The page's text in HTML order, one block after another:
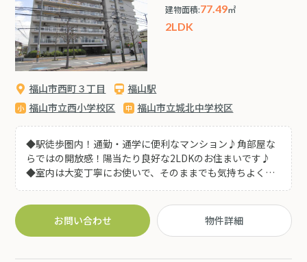
建物面積:77.49㎡
2LDK
福山市西町３丁目
福山駅
福山市立西小学校区
福山市立城北中学校区
◆駅徒歩圏内！通勤・通学に便利なマンション♪角部屋な
らではの開放感！陽当たり良好な2LDKのお住まいです♪
◆室内は大変丁寧にお使いで、そのままでも気持ちよくご
ご夫婦やお二人暮らしにもおすすめです♪
お問い合わせ 物件詳細